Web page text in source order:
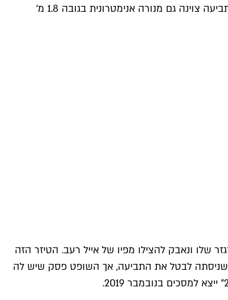
ב־2009, כשאולפני פיקסאר החלו לשווק רפליקות של המנורה עם הבלו ריי של "למעלה", הנורבגים הגישו תביעה נגד פיקסאר ודיסני. בכתב התביעה צוינה גם מנורה אנימטרונית בגובה 1.8 מ'
שלו ונאבק להצילו מפיו של אייל רעב. הטיזר הזה
תביעה נגד דיסני, שניסתה לבטל את התביעה, אך השופט פסק שיש לה
" ייצא למסכים בנובמבר 2019.